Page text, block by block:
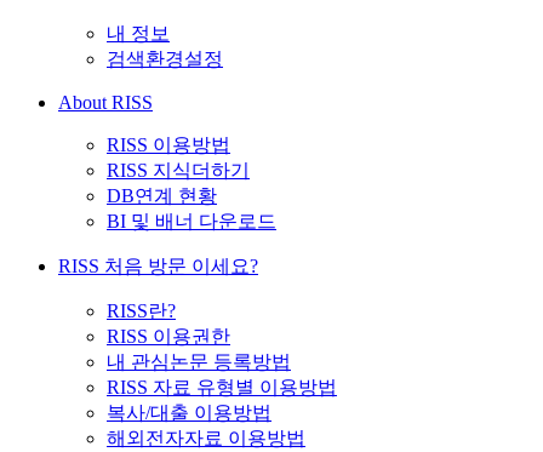
내 정보
검색환경설정
About RISS
RISS 이용방법
RISS 지식더하기
DB연계 현황
BI 및 배너 다운로드
RISS 처음 방문 이세요?
RISS란?
RISS 이용권한
내 관심논문 등록방법
RISS 자료 유형별 이용방법
복사/대출 이용방법
해외전자자료 이용방법